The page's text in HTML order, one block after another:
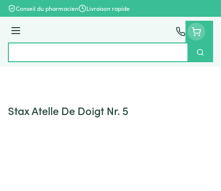
Aller au contenu
Conseil du pharmacien Livraison rapide
Menu
Stax Atelle De Doigt Nr. 5